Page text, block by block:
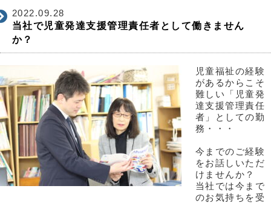
2022.09.28
当社で児童発達支援管理責任者として働きません
か？
児童福祉の経験
があるからこそ
難しい「児童発
達支援管理責任
者」としての勤
務・・・
今までのご経験
をお話しいただ
けませんか？
当社では今まで
のお気持ちを受